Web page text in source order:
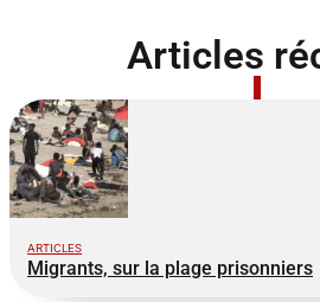
Articles
ARTICLES
Migrants, sur la plage prisonniers